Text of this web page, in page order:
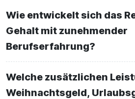
Wie entwickelt sich das
Gehalt mit zunehmender
Berufserfahrung?
Welche zusätzlichen
Weihnachtsgeld,